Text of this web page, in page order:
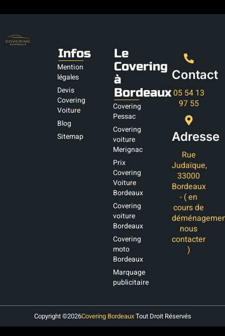
Infos
Mention
légales
Devis
Covering
Voiture
Blog
Sitemap
Le
Covering
à
Bordeaux
Covering
Pessac
Covering
voiture
Merignac
Prix
Covering
Voiture
Bordeaux
Covering
voiture
Bordeaux
Covering
moto
Bordeaux
Marquage
publicitaire
Contact
05 54 13
97 55
Adresse
Rue
Judaïque,
33000
Bordeaux
- ( en
cours de
nous
contacter
)
Copyright ©2026Covering BordeauxTout Droit Réservés